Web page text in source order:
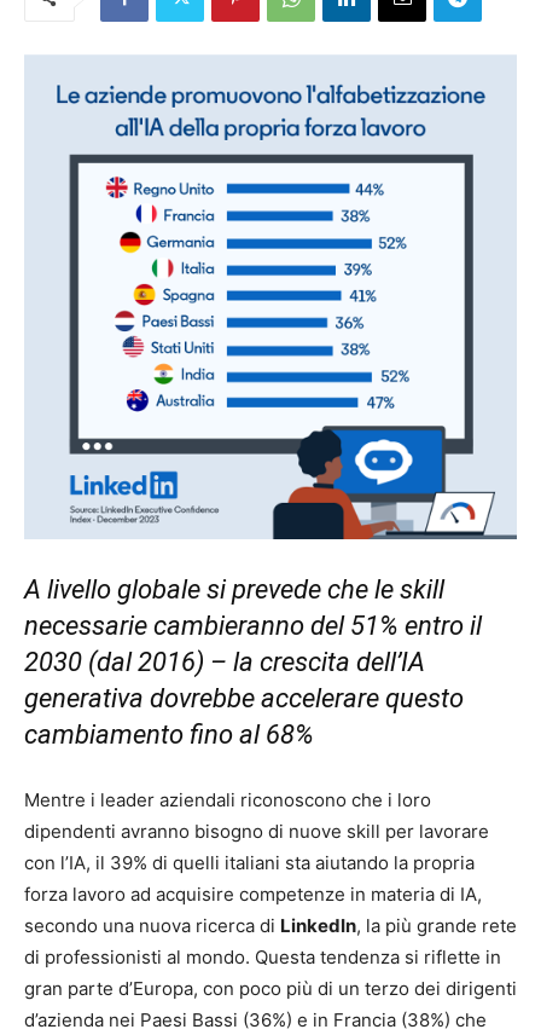
A livello globale si prevede che le skill
necessarie cambieranno del 51% entro il
2030 (dal 2016) – la crescita dell’IA
generativa dovrebbe accelerare questo
cambiamento fino al 68%
Mentre i leader aziendali riconoscono che i loro
dipendenti avranno bisogno di nuove skill per lavorare
con l’IA, il 39% di quelli italiani sta aiutando la propria
forza lavoro ad acquisire competenze in materia di IA,
secondo una nuova ricerca di LinkedIn, la più grande rete
di professionisti al mondo. Questa tendenza si riflette in
gran parte d’Europa, con poco più di un terzo dei dirigenti
d’azienda nei Paesi Bassi (36%) e in Francia (38%) che